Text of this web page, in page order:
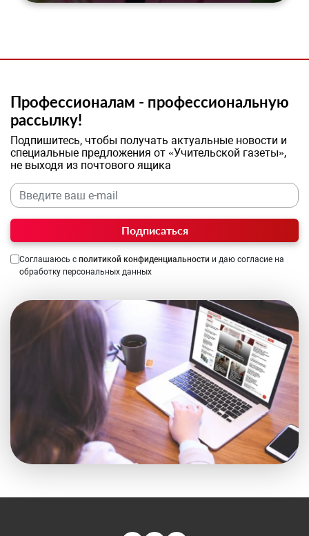
Профессионалам - профессиональную
рассылку!
Подпишитесь, чтобы получать актуальные новости и
специальные предложения от «Учительской газеты»,
не выходя из почтового ящика
Подписаться
Соглашаюсь с политикой конфиденциальности и даю согласие на
обработку персональных данных